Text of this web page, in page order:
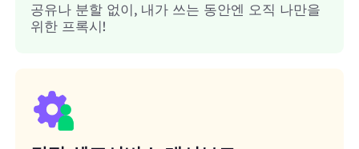
공유나 분할 없이, 내가 쓰는 동안엔 오직 나만을
위한 프록시!